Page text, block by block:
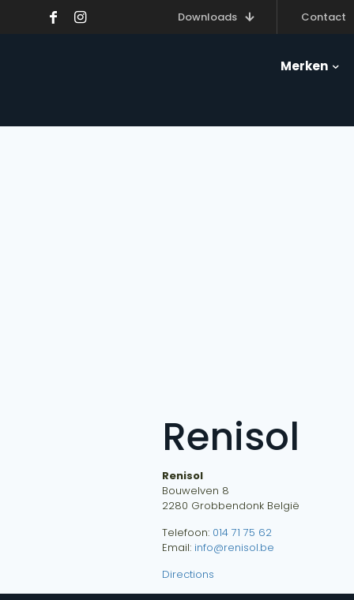
Downloads Contact
Merken
Renisol
Renisol
Bouwelven 8
2280 Grobbendonk België
Telefoon: 014 71 75 62
Email: info@renisol.be
Directions